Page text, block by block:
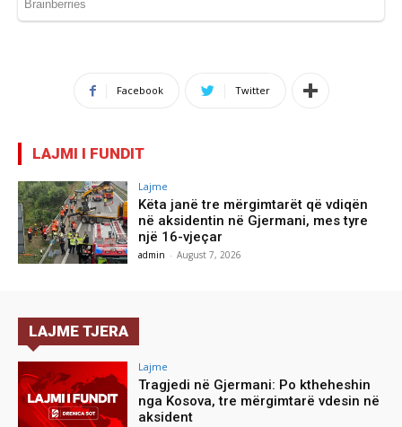
Facebook Twitter
LAJMI I FUNDIT
Lajme
Këta janë tre mërgimtarët që vdiqën
në aksidentin në Gjermani, mes tyre
një 16-vjeçar
admin - August 7, 2026
LAJME TJERA
Lajme
Tragjedi në Gjermani: Po ktheheshin
nga Kosova, tre mërgimtarë vdesin në
aksident